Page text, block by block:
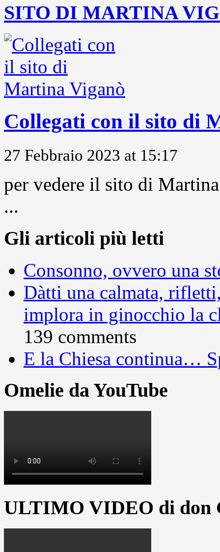
SITO DI MARTINA
Collegati con il sito di
27 Febbraio 2023 at 15:17
per vedere il sito di
...
Gli articoli più letti
Consonno, ovvero una
Dàtti una calmata,
implora in ginocchio la
139 comments
E la Chiesa continua…
Omelie da YouTube
ULTIMO VIDEO di don